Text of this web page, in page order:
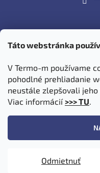
Táto webstránka
V Termo-m používame
pohodlné prehliadanie
neustále zlepšovali
Viac informácií >>> TU.
Odmietnuť